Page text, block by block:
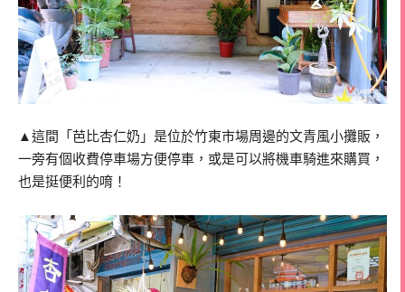
▲這間「芭比杏仁奶」是位於竹東市場周邊的文青風小攤販，
一旁有個收費停車場方便停車，或是可以將機車騎進來購買，
也是挺便利的唷！